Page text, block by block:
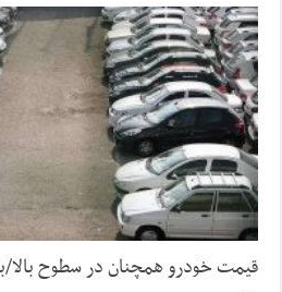
قیمت خودرو همچنان در سطوح بالا/